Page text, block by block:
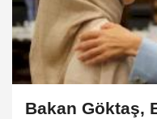
Bakan Göktaş,